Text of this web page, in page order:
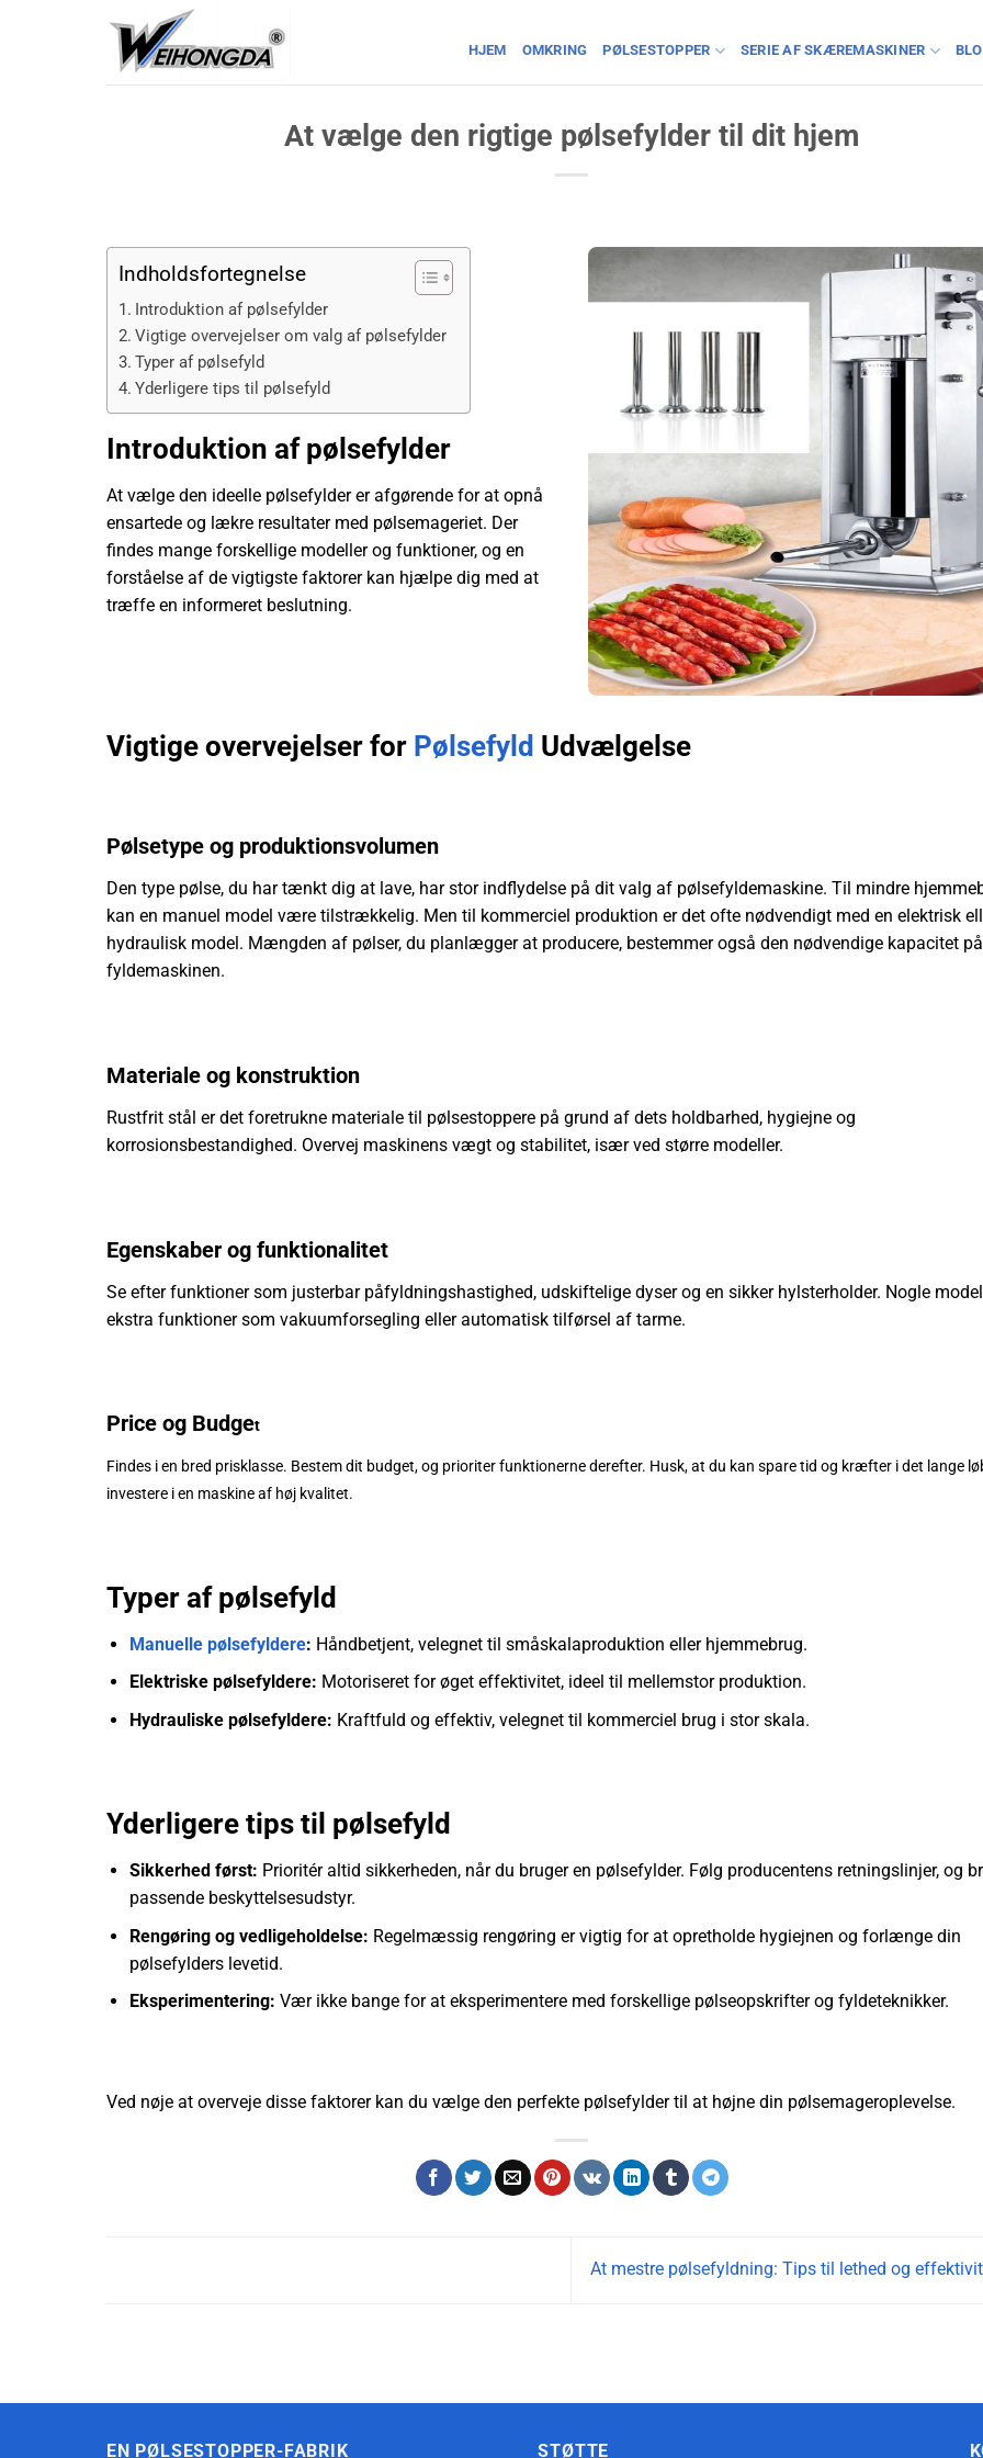
HJEM OMKRING PØLSESTOPPER SERIE AF SKÆREMASKINER
At vælge den rigtige pølsefylder til dit hjem
Indholdsfortegnelse
Introduktion af pølsefylder
Vigtige overvejelser om valg af pølsefylder
Typer af pølsefyld
Yderligere tips til pølsefyld
Introduktion af pølsefylder
At vælge den ideelle pølsefylder er afgørende for at opnå
ensartede og lækre resultater med pølsemageriet. Der
findes mange forskellige modeller og funktioner, og en
forståelse af de vigtigste faktorer kan hjælpe dig med at
træffe en informeret beslutning.
Vigtige overvejelser for Pølsefyld Udvælgelse
Pølsetype og produktionsvolumen
Den type pølse, du har tænkt dig at lave, har stor indflydelse på dit valg af pølsefyldemaskine. Til mindre
kan en manuel model være tilstrækkelig. Men til kommerciel produktion er det ofte nødvendigt med en elektrisk
hydraulisk model. Mængden af pølser, du planlægger at producere, bestemmer også den nødvendige kapacitet på
fyldemaskinen.
Materiale og konstruktion
Rustfrit stål er det foretrukne materiale til pølsestoppere på grund af dets holdbarhed, hygiejne og
korrosionsbestandighed. Overvej maskinens vægt og stabilitet, især ved større modeller.
Egenskaber og funktionalitet
Se efter funktioner som justerbar påfyldningshastighed, udskiftelige dyser og en sikker hylsterholder. Nogle
ekstra funktioner som vakuumforsegling eller automatisk tilførsel af tarme.
Price og Budget
Findes i en bred prisklasse. Bestem dit budget, og prioriter funktionerne derefter. Husk, at du kan spare tid og kræfter i det lange
investere i en maskine af høj kvalitet.
Typer af pølsefyld
Manuelle pølsefyldere: Håndbetjent, velegnet til småskalaproduktion eller hjemmebrug.
Elektriske pølsefyldere: Motoriseret for øget effektivitet, ideel til mellemstor produktion.
Hydrauliske pølsefyldere: Kraftfuld og effektiv, velegnet til kommerciel brug i stor skala.
Yderligere tips til pølsefyld
Sikkerhed først: Prioritér altid sikkerheden, når du bruger en pølsefylder. Følg producentens retningslinjer, og
passende beskyttelsesudstyr.
Rengøring og vedligeholdelse: Regelmæssig rengøring er vigtig for at opretholde hygiejnen og forlænge din
pølsefylders levetid.
Eksperimentering: Vær ikke bange for at eksperimentere med forskellige pølseopskrifter og fyldeteknikker.
Ved nøje at overveje disse faktorer kan du vælge den perfekte pølsefylder til at højne din pølsemageroplevelse.
At mestre pølsefyldning: Tips til lethed og
EN PØLSESTOPPER-FABRIK STØTTE